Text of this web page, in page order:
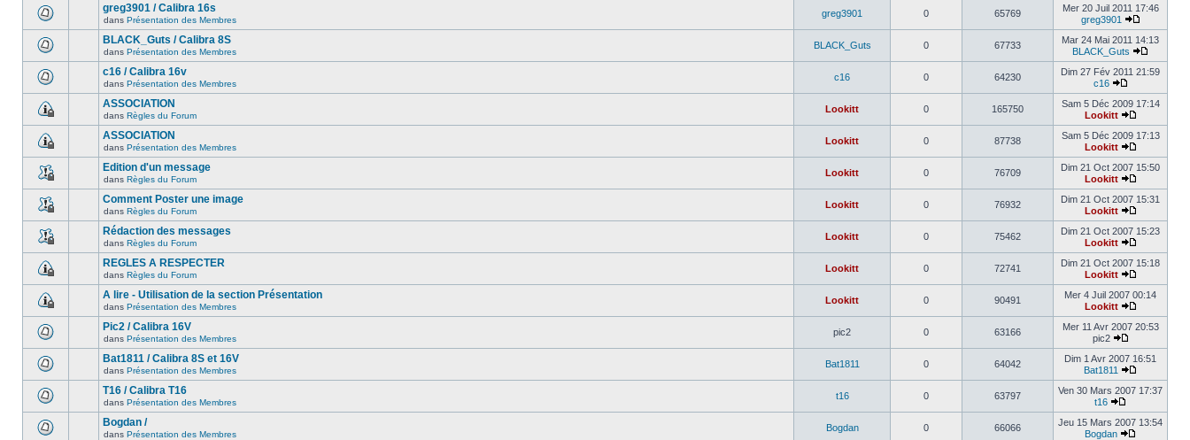
greg3901 / Calibra 16s
dans Présentation des Membres
greg3901 0 65769
Mer 20 Juil 2011 17:46
greg3901
BLACK_Guts / Calibra 8S
dans Présentation des Membres
BLACK_Guts 0 67733
Mar 24 Mai 2011 14:13
BLACK_Guts
c16 / Calibra 16v
dans Présentation des Membres
c16 0 64230
Dim 27 Fév 2011 21:59
c16
ASSOCIATION
dans Règles du Forum
Lookitt 0 165750
Sam 5 Déc 2009 17:14
Lookitt
ASSOCIATION
dans Présentation des Membres
Lookitt 0 87738
Sam 5 Déc 2009 17:13
Lookitt
Edition d'un message
dans Règles du Forum
Lookitt 0 76709
Dim 21 Oct 2007 15:50
Lookitt
Comment Poster une image
dans Règles du Forum
Lookitt 0 76932
Dim 21 Oct 2007 15:31
Lookitt
Rédaction des messages
dans Règles du Forum
Lookitt 0 75462
Dim 21 Oct 2007 15:23
Lookitt
REGLES A RESPECTER
dans Règles du Forum
Lookitt 0 72741
Dim 21 Oct 2007 15:18
Lookitt
A lire - Utilisation de la section Présentation
dans Présentation des Membres
Lookitt 0 90491
Mer 4 Juil 2007 00:14
Lookitt
Pic2 / Calibra 16V
dans Présentation des Membres
pic2 0 63166
Mer 11 Avr 2007 20:53
pic2
Bat1811 / Calibra 8S et 16V
dans Présentation des Membres
Bat1811 0 64042
Dim 1 Avr 2007 16:51
Bat1811
T16 / Calibra T16
dans Présentation des Membres
t16 0 63797
Ven 30 Mars 2007 17:37
t16
Bogdan /
dans Présentation des Membres
Bogdan 0 66066
Jeu 15 Mars 2007 13:54
Bogdan